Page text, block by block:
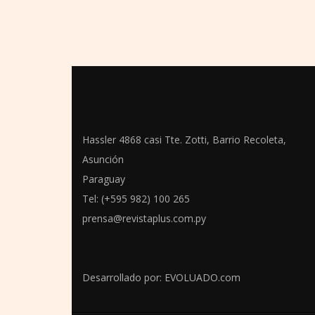
Hassler 4868 casi Tte. Zotti, Barrio Recoleta,
Asunción
Paraguay
Tel: (+595 982) 100 265
prensa@revistaplus.com.py
Desarrollado por: EVOLUADO.com